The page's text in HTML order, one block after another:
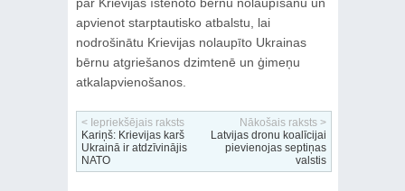
apvienot starptautisko atbalstu, lai
nodrošinātu Krievijas nolaupīto Ukrainas
bērnu atgriešanos dzimtenē un ģimeņu
atkalapvienošanos.
< Iepriekšējais raksts
Kariņš: Krievijas karš
Ukrainā ir atdzīvinājis
NATO
Nākošais raksts >
Latvijas dronu koalīcijai
pievienojas septiņas
valstis